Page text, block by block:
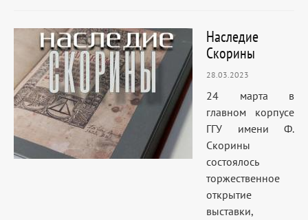
Наследие
Скорины
28.03.2023
24 марта в
главном корпусе
ГГУ имени Ф.
Скорины
состоялось
торжественное
открытие
выставки,